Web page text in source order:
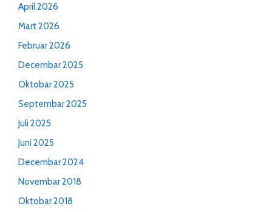
April 2026
Mart 2026
Februar 2026
Decembar 2025
Oktobar 2025
Septembar 2025
Juli 2025
Juni 2025
Decembar 2024
Novembar 2018
Oktobar 2018